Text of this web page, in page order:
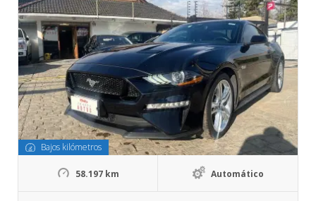
Bajos kilómetros
58.197 km Automático